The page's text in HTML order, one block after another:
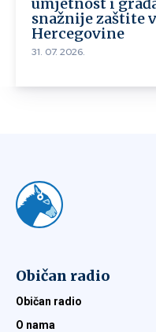
snažnije zaštite
Hercegovine
31. 07. 2026.
Običan radio
Običan radio
O nama